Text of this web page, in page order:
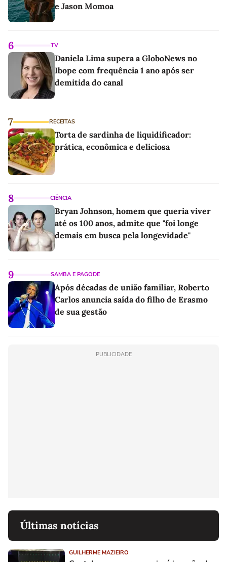
e Jason Momoa
6 TV
Daniela Lima supera a GloboNews no
Ibope com frequência 1 ano após ser
demitida do canal
7 RECEITAS
Torta de sardinha de liquidificador:
prática, econômica e deliciosa
8 CIÊNCIA
Bryan Johnson, homem que queria viver
até os 100 anos, admite que "foi longe
demais em busca pela longevidade"
9 SAMBA E PAGODE
Após décadas de união familiar, Roberto
Carlos anuncia saída do filho de Erasmo
de sua gestão
PUBLICIDADE
Últimas notícias
GUILHERME MAZIEIRO